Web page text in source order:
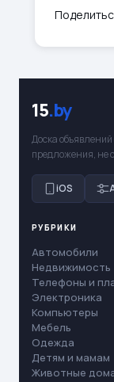
15.by
Доска
предложения, не
iOS
РУБРИКИ
Автомобили
Недвижимость
Телефоны и
Электроника
Компьютеры
Мебель
Одежда
Детям и мамам
Животные